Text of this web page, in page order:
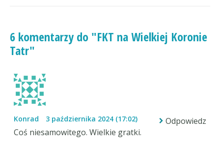
6 komentarzy do "FKT na Wielkiej Koronie
Tatr"
Konrad 3 października 2024 (17:02)
Odpowiedz
Coś niesamowitego. Wielkie gratki.